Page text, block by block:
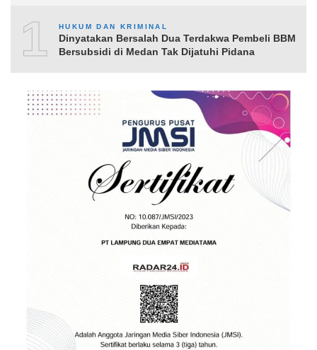
10HUKUM DAN KRIMINAL
Dinyatakan Bersalah Dua Terdakwa Pembeli BBM
Bersubsidi di Medan Tak Dijatuhi Pidana